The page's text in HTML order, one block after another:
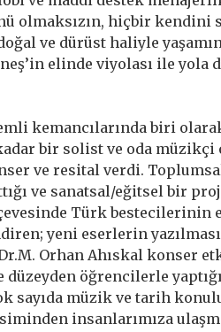
olmaksızın, hiçbir kendini
ve dürüst haliyle
elinde viyolası ile yola
kemancılarında biri
bir solist ve oda müzikçi
ve resital verdi.
ve sanatsal/eğitsel bir
Türk bestecilerinin
yeni eserlerin
Orhan Ahıskal konser
düzeyden öğrencilerle
sayıda müzik ve tarih
insanlarımıza